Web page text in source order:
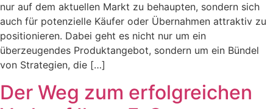
nur auf dem aktuellen Markt zu behaupten, sondern sich
auch für potenzielle Käufer oder Übernahmen attraktiv zu
positionieren. Dabei geht es nicht nur um ein
überzeugendes Produktangebot, sondern um ein Bündel
von Strategien, die […]
Der Weg zum erfolgreichen